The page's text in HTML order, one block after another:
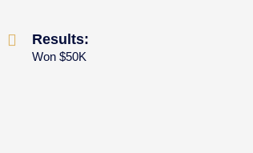
Results:
Won $50K